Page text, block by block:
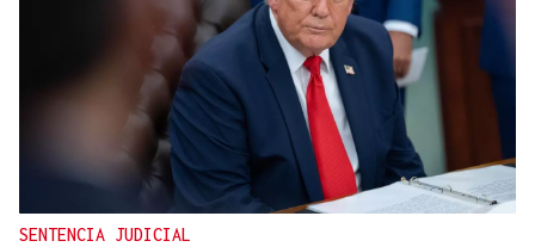
SENTENCIA JUDICIAL